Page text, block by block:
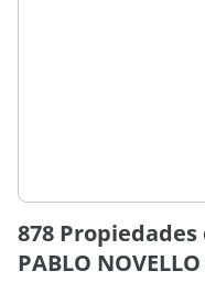
878 Propiedades
PABLO NOVELLO